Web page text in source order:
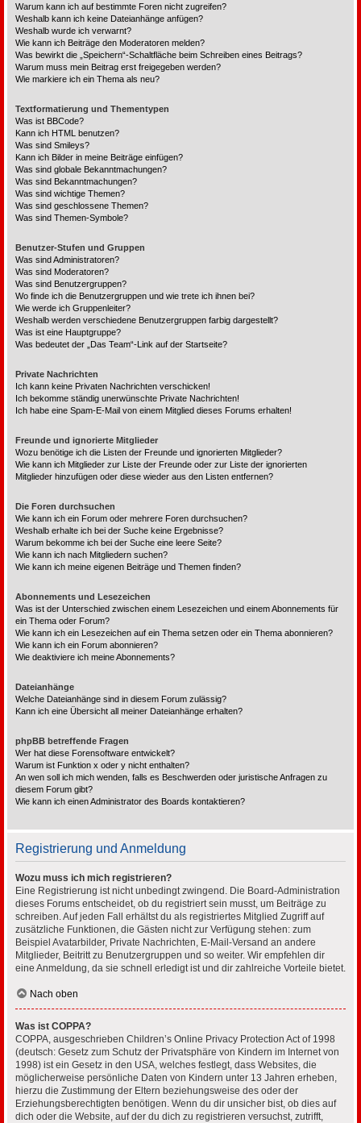
Warum kann ich auf bestimmte Foren nicht zugreifen?
Weshalb kann ich keine Dateianhänge anfügen?
Weshalb wurde ich verwarnt?
Wie kann ich Beiträge den Moderatoren melden?
Was bewirkt die „Speichern“-Schaltfläche beim Schreiben eines Beitrags?
Warum muss mein Beitrag erst freigegeben werden?
Wie markiere ich ein Thema als neu?
Textformatierung und Thementypen
Was ist BBCode?
Kann ich HTML benutzen?
Was sind Smileys?
Kann ich Bilder in meine Beiträge einfügen?
Was sind globale Bekanntmachungen?
Was sind Bekanntmachungen?
Was sind wichtige Themen?
Was sind geschlossene Themen?
Was sind Themen-Symbole?
Benutzer-Stufen und Gruppen
Was sind Administratoren?
Was sind Moderatoren?
Was sind Benutzergruppen?
Wo finde ich die Benutzergruppen und wie trete ich ihnen bei?
Wie werde ich Gruppenleiter?
Weshalb werden verschiedene Benutzergruppen farbig dargestellt?
Was ist eine Hauptgruppe?
Was bedeutet der „Das Team“-Link auf der Startseite?
Private Nachrichten
Ich kann keine Privaten Nachrichten verschicken!
Ich bekomme ständig unerwünschte Private Nachrichten!
Ich habe eine Spam-E-Mail von einem Mitglied dieses Forums erhalten!
Freunde und ignorierte Mitglieder
Wozu benötige ich die Listen der Freunde und ignorierten Mitglieder?
Wie kann ich Mitglieder zur Liste der Freunde oder zur Liste der ignorierten
Mitglieder hinzufügen oder diese wieder aus den Listen entfernen?
Die Foren durchsuchen
Wie kann ich ein Forum oder mehrere Foren durchsuchen?
Weshalb erhalte ich bei der Suche keine Ergebnisse?
Warum bekomme ich bei der Suche eine leere Seite?
Wie kann ich nach Mitgliedern suchen?
Wie kann ich meine eigenen Beiträge und Themen finden?
Abonnements und Lesezeichen
Was ist der Unterschied zwischen einem Lesezeichen und einem Abonnements für
ein Thema oder Forum?
Wie kann ich ein Lesezeichen auf ein Thema setzen oder ein Thema abonnieren?
Wie kann ich ein Forum abonnieren?
Wie deaktiviere ich meine Abonnements?
Dateianhänge
Welche Dateianhänge sind in diesem Forum zulässig?
Kann ich eine Übersicht all meiner Dateianhänge erhalten?
phpBB betreffende Fragen
Wer hat diese Forensoftware entwickelt?
Warum ist Funktion x oder y nicht enthalten?
An wen soll ich mich wenden, falls es Beschwerden oder juristische Anfragen zu
diesem Forum gibt?
Wie kann ich einen Administrator des Boards kontaktieren?
Registrierung und Anmeldung
Wozu muss ich mich registrieren?
Eine Registrierung ist nicht unbedingt zwingend. Die Board-Administration
dieses Forums entscheidet, ob du registriert sein musst, um Beiträge zu
schreiben. Auf jeden Fall erhältst du als registriertes Mitglied Zugriff auf
zusätzliche Funktionen, die Gästen nicht zur Verfügung stehen: zum
Beispiel Avatarbilder, Private Nachrichten, E-Mail-Versand an andere
Mitglieder, Beitritt zu Benutzergruppen und so weiter. Wir empfehlen dir
eine Anmeldung, da sie schnell erledigt ist und dir zahlreiche Vorteile bietet.
Nach oben
Was ist COPPA?
COPPA, ausgeschrieben Children’s Online Privacy Protection Act of 1998
(deutsch: Gesetz zum Schutz der Privatsphäre von Kindern im Internet von
1998) ist ein Gesetz in den USA, welches festlegt, dass Websites, die
möglicherweise persönliche Daten von Kindern unter 13 Jahren erheben,
hierzu die Zustimmung der Eltern beziehungsweise des oder der
Erziehungsberechtigten benötigen. Wenn du dir unsicher bist, ob dies auf
dich oder die Website, auf der du dich zu registrieren versuchst, zutrifft,